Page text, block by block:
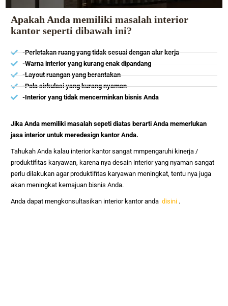
Apakah Anda memiliki masalah interior
kantor seperti dibawah ini?
-Perletakan ruang yang tidak sesuai dengan alur kerja
-Warna interior yang kurang enak dipandang
-Layout ruangan yang berantakan
-Pola sirkulasi yang kurang nyaman
-Interior yang tidak mencerminkan bisnis Anda
Jika Anda memiliki masalah sepeti diatas berarti Anda memerlukan
jasa interior untuk meredesign kantor Anda.
Tahukah Anda kalau interior kantor sangat mmpengaruhi kinerja /
produktifitas karyawan, karena nya desain interior yang nyaman sangat
perlu dilakukan agar produktifitas karyawan meningkat, tentu nya juga
akan meningkat kemajuan bisnis Anda.
Anda dapat mengkonsultasikan interior kantor andadisini .